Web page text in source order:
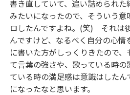
書き直していて、追い詰められ
みたいになったので、そういう
ロしたんですよね。(笑) それは
んですけど、なるべく自分の心情
に書いた方がしっくりきたので
て言葉の強さや、歌っている時
ている時の満足感は意識はした
になったなと思います。